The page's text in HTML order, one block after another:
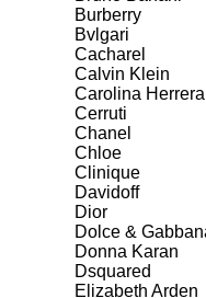
Burberry
Bvlgari
Cacharel
Calvin Klein
Carolina Herrera
Cerruti
Chanel
Chloe
Clinique
Davidoff
Dior
Dolce &
Donna Karan
Dsquared
Elizabeth Arden